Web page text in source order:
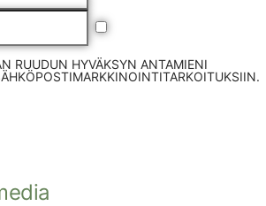
RUUDUN HYVÄKSYN ANTAMIENI